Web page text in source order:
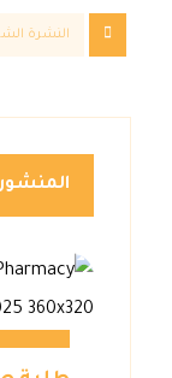
النشرة